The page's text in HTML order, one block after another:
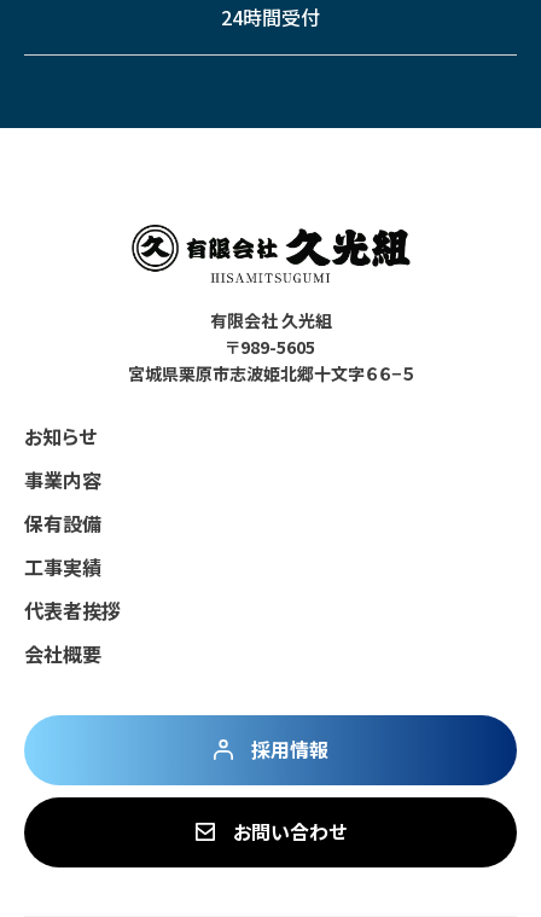
24時間受付
有限会社 久光組
〒989-5605
宮城県栗原市志波姫北郷十文字６６−５
お知らせ
事業内容
保有設備
工事実績
代表者挨拶
会社概要
採用情報
お問い合わせ